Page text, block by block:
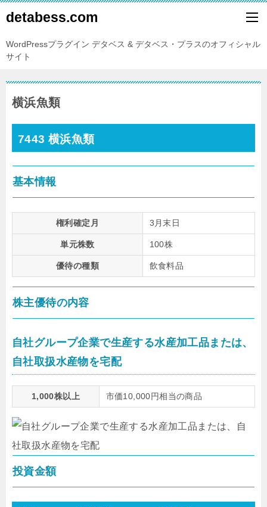
detabess.com
WordPressプラグイン デタベス & デタベス・プラスのオフィシャル
サイト
横浜魚類
7443 横浜魚類
基本情報
権利確定月 3月末日
単元株数 100株
優待の種類 飲食料品
株主優待の内容
自社グループ企業で生産する水産加工品または、
自社取扱水産物を宅配
1,000株以上 市価10,000円相当の商品
投資金額